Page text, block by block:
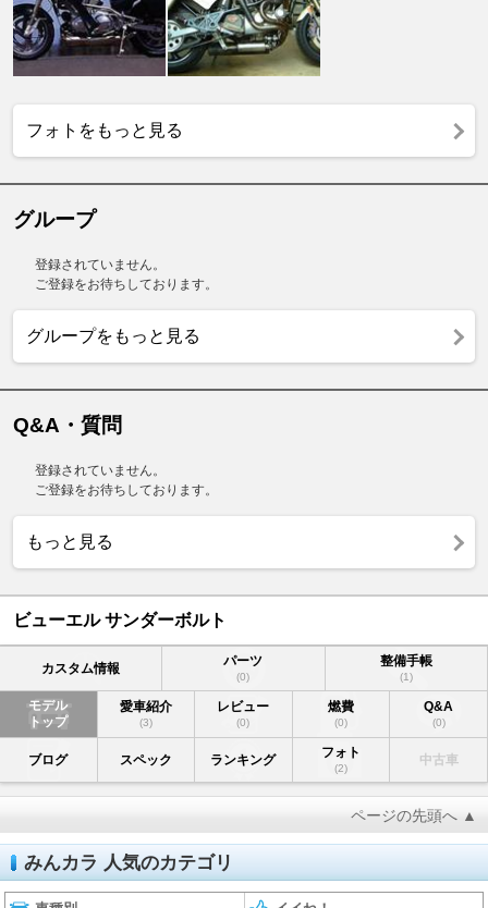
フォトをもっと見る
グループ
登録されていません。
ご登録をお待ちしております。
グループをもっと見る
Q&A・質問
登録されていません。
ご登録をお待ちしております。
もっと見る
ビューエル サンダーボルト
カスタム情報 パーツ
(0)
整備手帳
(1)
モデル
トップ
愛車紹介
(3)
レビュー
(0)
燃費
(0)
Q&A
(0)
ブログ スペック ランキング フォト
(2)
中古車
ページの先頭へ ▲
みんカラ 人気のカテゴリ